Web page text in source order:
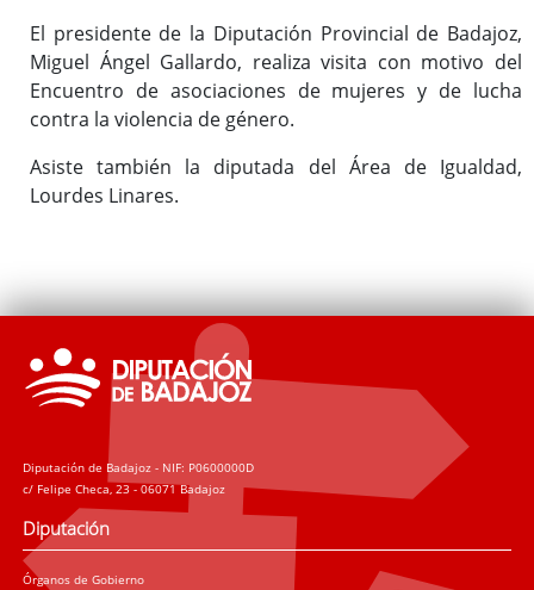
El presidente de la Diputación Provincial de Badajoz,
Miguel Ángel Gallardo, realiza visita con motivo del
Encuentro de asociaciones de mujeres y de lucha
contra la violencia de género.
Asiste también la diputada del Área de Igualdad,
Lourdes Linares.
Diputación de Badajoz - NIF: P0600000D
c/ Felipe Checa, 23 - 06071 Badajoz
Diputación
Órganos de Gobierno